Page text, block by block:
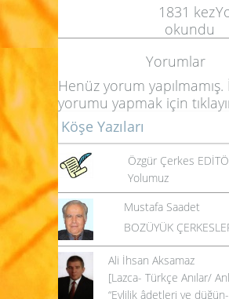
1831 kez
okundu
Yorumlar
Henüz yorum yapılmamış.
yorumu yapmak için
Köşe Yazıları
Özgür Çerkes
Yolumuz
Mustafa Saadet
BOZÜYÜK
Ali İhsan Aksamaz
[Lazca- Türkçe Anılar/
“Evlilik âdetleri ve